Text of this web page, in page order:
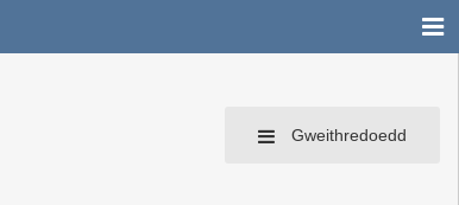
Gweithredoedd